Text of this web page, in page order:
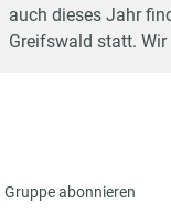
auch dieses Jahr
Greifswald statt.
Gruppe abonnieren